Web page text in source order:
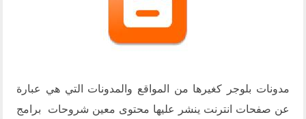
مدونات بلوجر كغيرها من المواقع والمدونات التي هي عبارة
عن صفحات انترنت ينشر عليها محتوى معين شروحات برامج